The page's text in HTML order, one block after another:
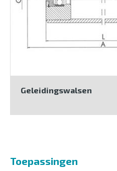
Geleidingswalsen
Toepassingen